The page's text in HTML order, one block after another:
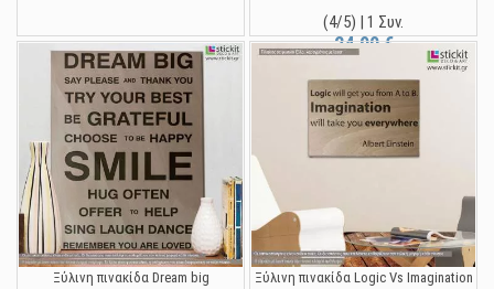
(4/5) | 1 Συν.
24,90 €
Ξύλινη πινακίδα Dream big Ξύλινη πινακίδα Logic Vs Imagination